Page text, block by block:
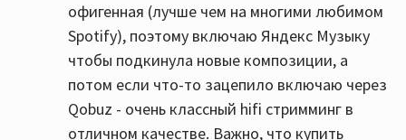
офигенная (лучше чем на многими любимом
Spotify), поэтому включаю Яндекс Музыку
чтобы подкинула новые композиции, а
потом если что-то зацепило включаю через
Qobuz - очень классный hifi стримминг в
отличном качестве. Важно, что купить